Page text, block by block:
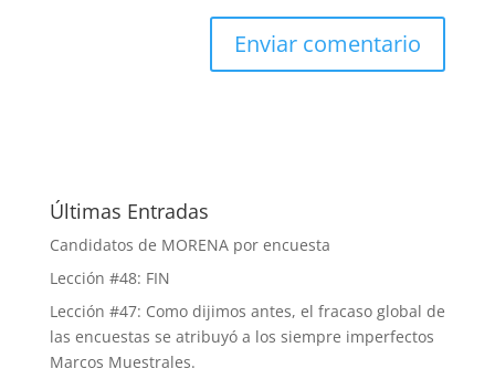
Últimas Entradas
Candidatos de MORENA por encuesta
Lección #48: FIN
Lección #47: Como dijimos antes, el fracaso global de
las encuestas se atribuyó a los siempre imperfectos
Marcos Muestrales.